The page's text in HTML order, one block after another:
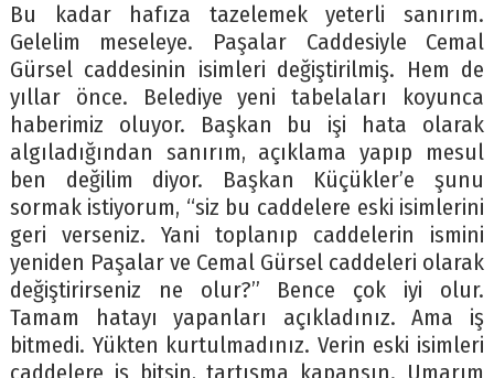
Bu kadar hafıza tazelemek yeterli sanırım.
Gelelim meseleye. Paşalar Caddesiyle Cemal
Gürsel caddesinin isimleri değiştirilmiş. Hem de
yıllar önce. Belediye yeni tabelaları koyunca
haberimiz oluyor. Başkan bu işi hata olarak
algıladığından sanırım, açıklama yapıp mesul
ben değilim diyor. Başkan Küçükler’e şunu
sormak istiyorum, “siz bu caddelere eski isimlerini
geri verseniz. Yani toplanıp caddelerin ismini
yeniden Paşalar ve Cemal Gürsel caddeleri olarak
değiştirirseniz ne olur?” Bence çok iyi olur.
Tamam hatayı yapanları açıkladınız. Ama iş
bitmedi. Yükten kurtulmadınız. Verin eski isimleri